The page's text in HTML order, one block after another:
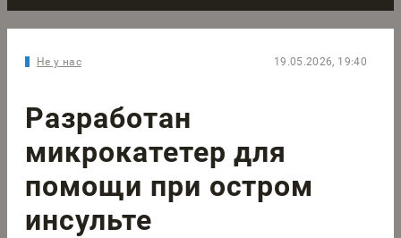
Не у нас 19.05.2026, 19:40
Разработан
микрокатетер для
помощи при остром
инсульте